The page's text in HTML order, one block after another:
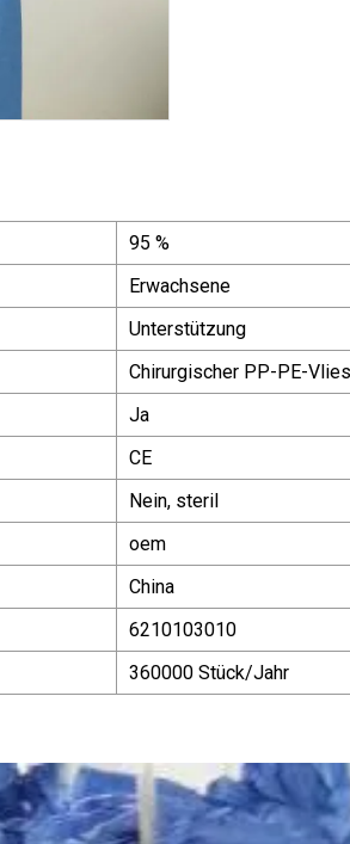
95 %
Erwachsene
Unterstützung
Chirurgischer PP-PE-
Ja
CE
Nein, steril
oem
China
6210103010
360000 Stück/Jahr